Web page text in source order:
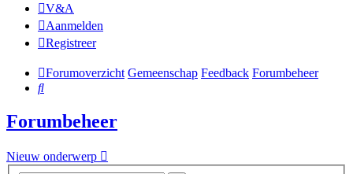
V&A
Aanmelden
Registreer
Forumoverzicht Gemeenschap Feedback Forumbeheer
Zoek
Forumbeheer
Nieuw onderwerp